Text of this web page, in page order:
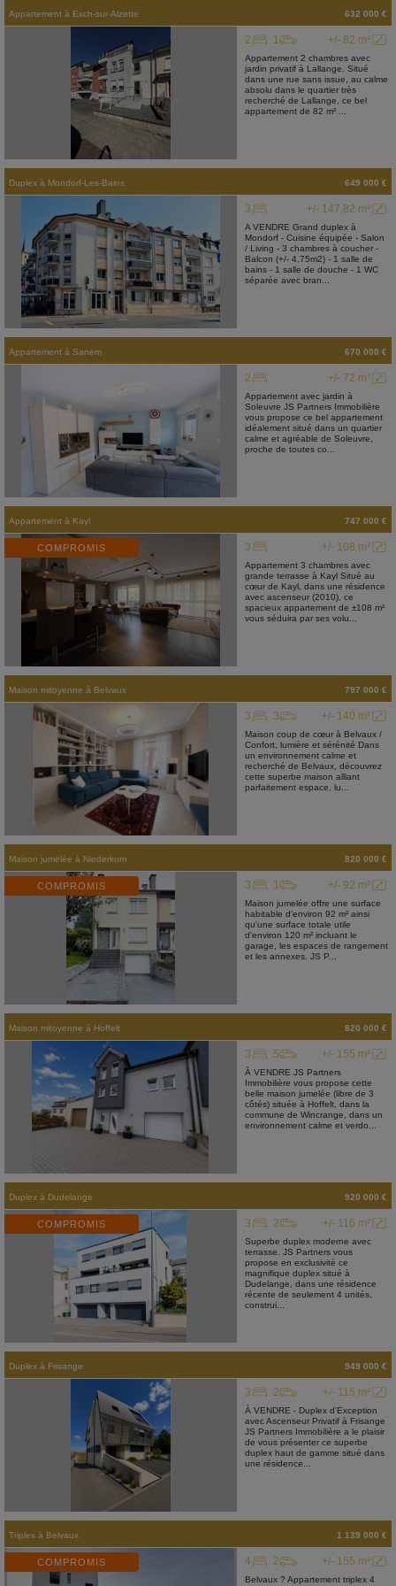
Appartement à Esch-sur-Alzette 632 000 €
+/- 82 m²
2 1
Appartement 2 chambres avec
jardin privatif à Lallange. Situé
dans une rue sans issue, au calme
absolu dans le quartier très
recherché de Lallange, ce bel
appartement de 82 m² ...
Duplex à Mondorf-Les-Bains 649 000 €
+/- 147,82 m²
3
A VENDRE Grand duplex à
Mondorf - Cuisine équipée - Salon
/ Living - 3 chambres à coucher -
Balcon (+/- 4,75m2) - 1 salle de
bains - 1 salle de douche - 1 WC
séparée avec bran...
Appartement à Sanem 670 000 €
+/- 72 m²
2
Appartement avec jardin à
Soleuvre JS Partners Immobilière
vous propose ce bel appartement
idéalement situé dans un quartier
calme et agréable de Soleuvre,
proche de toutes co...
Appartement à Kayl 747 000 €
COMPROMIS +/- 108 m²
3
Appartement 3 chambres avec
grande terrasse à Kayl Situé au
cœur de Kayl, dans une résidence
avec ascenseur (2010), ce
spacieux appartement de ±108 m²
vous séduira par ses volu...
Maison mitoyenne à Belvaux 797 000 €
+/- 140 m²
3 3
Maison coup de cœur à Belvaux /
Confort, lumière et sérénité Dans
un environnement calme et
recherché de Belvaux, découvrez
cette superbe maison alliant
parfaitement espace, lu...
Maison jumelée à Niederkorn 820 000 €
COMPROMIS +/- 92 m²
3 1
Maison jumelée offre une surface
habitable d'environ 92 m² ainsi
qu'une surface totale utile
d'environ 120 m² incluant le
garage, les espaces de rangement
et les annexes. JS P...
Maison mitoyenne à Hoffelt 820 000 €
+/- 155 m²
3 5
À VENDRE JS Partners
Immobilière vous propose cette
belle maison jumelée (libre de 3
côtés) située à Hoffelt, dans la
commune de Wincrange, dans un
environnement calme et verdo...
Duplex à Dudelange 920 000 €
COMPROMIS +/- 116 m²
3 2
Superbe duplex moderne avec
terrasse. JS Partners vous
propose en exclusivité ce
magnifique duplex situé à
Dudelange, dans une résidence
récente de seulement 4 unités,
construi...
Duplex à Frisange 949 000 €
+/- 115 m²
3 2
À VENDRE - Duplex d'Exception
avec Ascenseur Privatif à Frisange
JS Partners Immobilière a le plaisir
de vous présenter ce superbe
duplex haut de gamme situé dans
une résidence...
Triplex à Belvaux 1 139 000 €
COMPROMIS +/- 155 m²
4 2
Belvaux ? Appartement triplex 4